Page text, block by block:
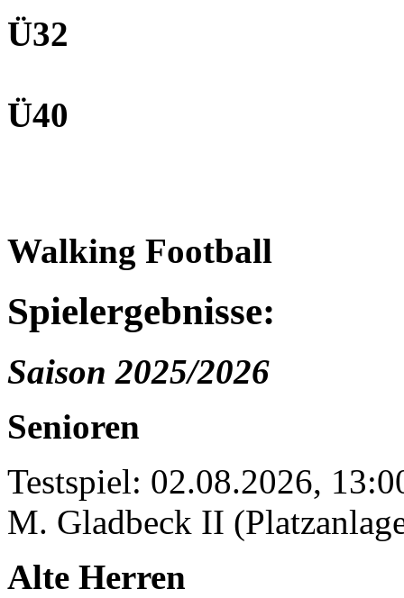
Ü32
Ü40
Walking Football
Spielergebnisse:
Saison 2025/2026
Senioren
Testspiel: 02.08.2026,
M. Gladbeck II
Alte Herren